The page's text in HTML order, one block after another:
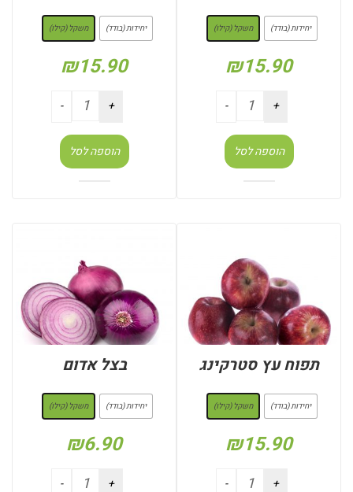
יחידות (בודד) משקל (קילו)
₪15.90
הוספה לסל
יחידות (בודד) משקל (קילו)
₪15.90
הוספה לסל
תפוח עץ סטרקינג
יחידות (בודד) משקל (קילו)
₪15.90
בצל אדום
יחידות (בודד) משקל (קילו)
₪6.90